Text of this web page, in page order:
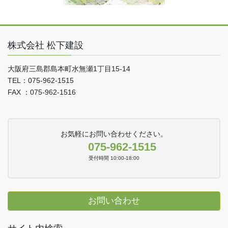
株式会社 松下建設
大阪府三島郡島本町水無瀬1丁目15-14
TEL：075-962-1515
FAX ：075-962-1516
お気軽にお問い合わせください。
075-962-1515
受付時間 10:00-18:00
お問い合わせ